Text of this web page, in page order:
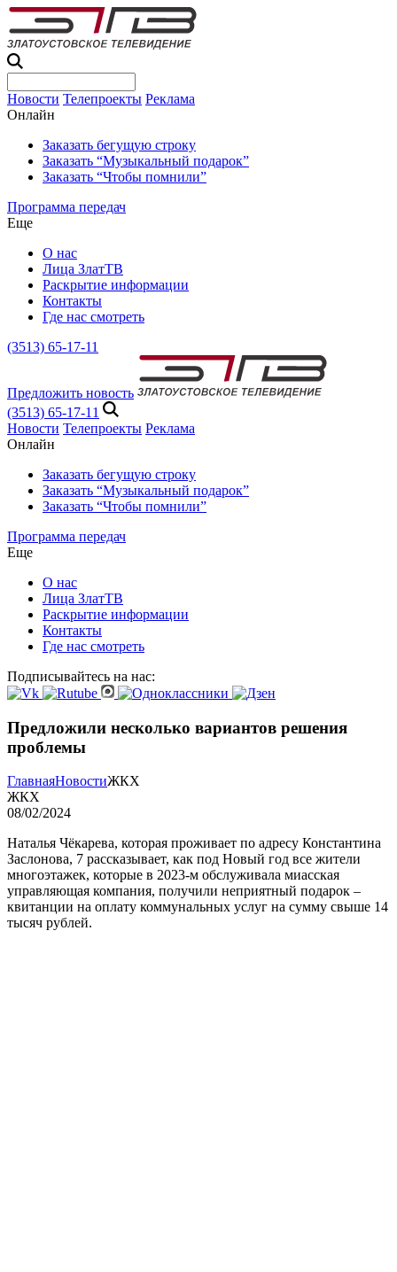
Новости Телепроекты Реклама
Онлайн
Заказать бегущую строку
Заказать “Музыкальный подарок”
Заказать “Чтобы помнили”
Программа передач
Еще
О нас
Лица ЗлатТВ
Раскрытие информации
Контакты
Где нас смотреть
(3513) 65-17-11
Предложить новость
(3513) 65-17-11
Новости Телепроекты Реклама
Онлайн
Заказать бегущую строку
Заказать “Музыкальный подарок”
Заказать “Чтобы помнили”
Программа передач
Еще
О нас
Лица ЗлатТВ
Раскрытие информации
Контакты
Где нас смотреть
Подписывайтесь на нас:
Предложили несколько вариантов решения
проблемы
ГлавнаяНовостиЖКХ
ЖКХ
08/02/2024
Наталья Чёкарева, которая проживает по адресу Константина
Заслонова, 7 рассказывает, как под Новый год все жители
многоэтажек, которые в 2023-м обслуживала миасская
управляющая компания, получили неприятный подарок –
квитанции на оплату коммунальных услуг на сумму свыше 14
тысяч рублей.